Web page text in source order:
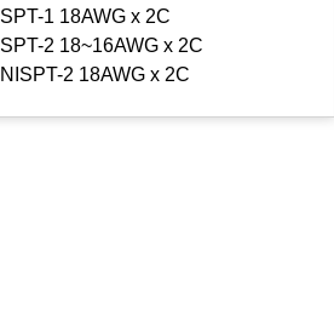
SPT-1 18AWG x 2C
SPT-2 18~16AWG x 2C
NISPT-2 18AWG x 2C